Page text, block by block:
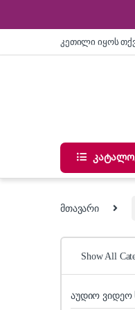
კეთილი იყოს
მთავარი
Show All
აუდიო ვიდეო